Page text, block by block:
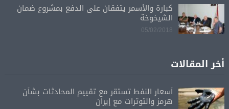
كبارة والأسمر يتفقان على الدفع بمشروع ضمان
الشيخوخة
05/02/2018
أخر المقالات
أسعار النفط تستقر مع تقييم المحادثات بشأن
هرمز والتوترات مع إيران